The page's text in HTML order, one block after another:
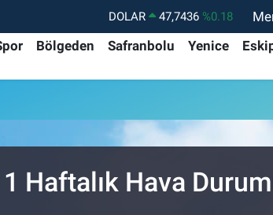
DOLAR 47,7436 %0.18
EURO
55,2510 %0.32
BİST100
13.779
Bölgeden Safranbolu Yenice
Haftalık Hava